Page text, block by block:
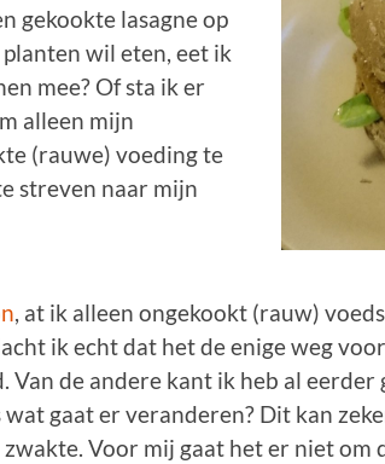
gekookte lasagne op
planten wil eten, eet ik
mee? Of sta ik er
alleen mijn
(rauwe) voeding te
streven naar mijn
, at ik alleen ongekookt (rauw)
ik echt dat het de enige weg
Van de andere kant ik heb al
wat gaat er veranderen? Dit kan
Voor mij gaat het er niet om